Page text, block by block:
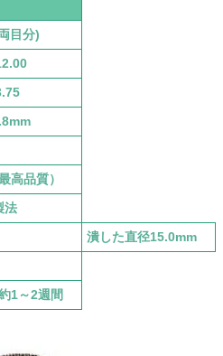
目分)
高品質）
法
潰した直径15.0mm
1～2週間